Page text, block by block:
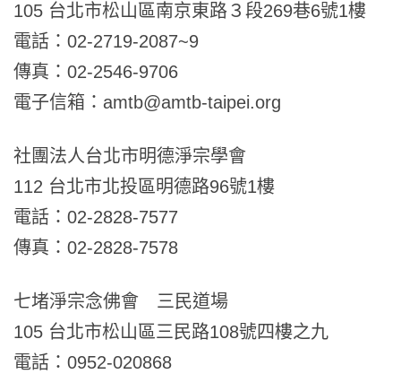
105 台北市松山區南京東路３段269巷6號1樓
電話：02-2719-2087~9
傳真：02-2546-9706
電子信箱：amtb@amtb-taipei.org
社團法人台北市明德淨宗學會
112 台北市北投區明德路96號1樓
電話：02-2828-7577
傳真：02-2828-7578
七堵淨宗念佛會 三民道場
105 台北市松山區三民路108號四樓之九
電話：0952-020868